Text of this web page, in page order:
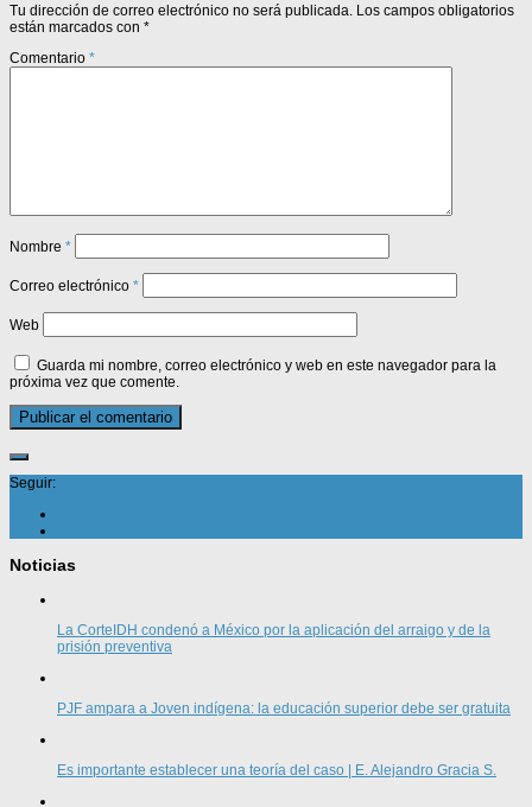
Tu dirección de correo electrónico no será publicada. Los campos obligatorios
están marcados con *
Comentario *
Nombre *
Correo electrónico *
Web
Guarda mi nombre, correo electrónico y web en este navegador para la
próxima vez que comente.
Seguir:
Noticias
La CorteIDH condenó a México por la aplicación del arraigo y de la
prisión preventiva
PJF ampara a Joven indígena: la educación superior debe ser gratuita
Es importante establecer una teoría del caso | E. Alejandro Gracia S.